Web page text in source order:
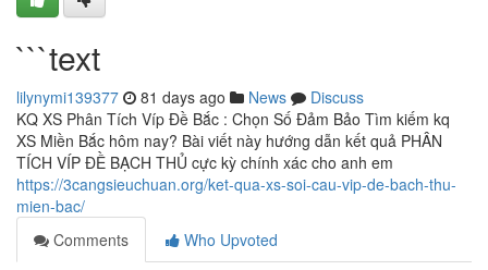
```text
lilynymi139377 81 days ago News
Discuss
KQ XS Phân Tích Víp Đề Bắc : Chọn Số Đảm Bảo Tìm kiếm kq
XS Miền Bắc hôm nay? Bài viết này hướng dẫn kết quả PHÂN
TÍCH VÍP ĐỀ BẠCH THỦ cực kỳ chính xác cho anh em
https://3cangsieuchuan.org/ket-qua-xs-soi-cau-vip-de-bach-thu-
mien-bac/
Comments
Who Upvoted